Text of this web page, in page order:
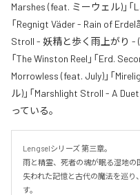
Marshes (feat. ミーウェル)」「
「Regnigt Väder - Rain of
Stroll - 妖精と歩く雨上がり -
「The Winston Reel」「Erd.
Morrowless (feat. July)」「
ル)」「Marshlight Stroll - A
っている。
Lengselシリーズ 第三章。
雨と精霊、死者の魂が眠る湿地の
失われた記憶と古代の魔法を巡り
す。